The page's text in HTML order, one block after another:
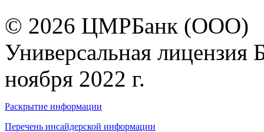
© 2026 ЦМРБанк (ООО)
Универсальная
ноября 2022 г.
Раскрытие информации
Перечень инсайдерской информации